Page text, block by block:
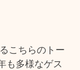
こちらのトー
も多様なゲス